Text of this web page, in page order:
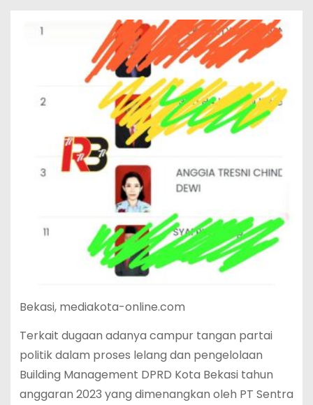
Bekasi, mediakota-online.com
Terkait dugaan adanya campur tangan partai
politik dalam proses lelang dan pengelolaan
Building Management DPRD Kota Bekasi tahun
anggaran 2023 yang dimenangkan oleh PT Sentra